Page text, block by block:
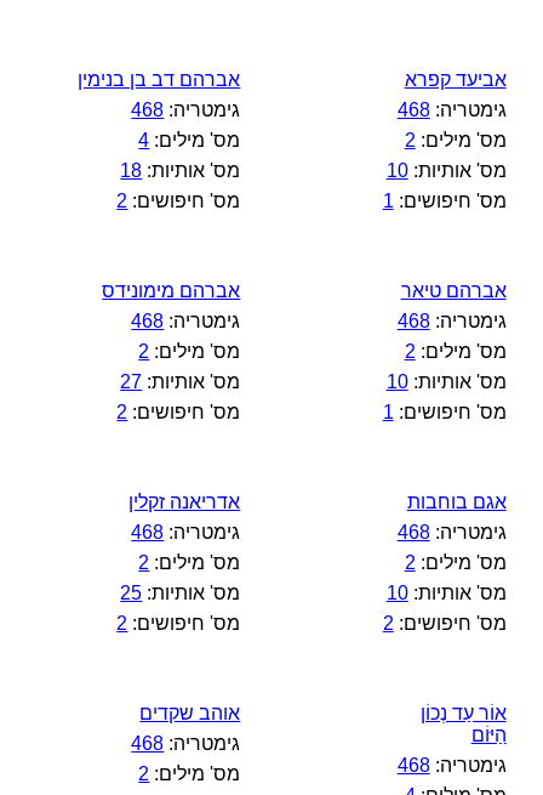
אביעד קפרא
גימטריה:468
מס' מילים: 2
מס' אותיות:10
מס' חיפושים: 1
אברהם דב בן בנימין
גימטריה: 468
מס' מילים: 4
מס' אותיות: 18
מס' חיפושים: 2
אברהם טיאר
גימטריה:468
מס' מילים: 2
מס' אותיות:10
מס' חיפושים: 1
אברהם מימונידס
גימטריה: 468
מס' מילים: 2
מס' אותיות: 27
מס' חיפושים: 2
אגם בוחבות
גימטריה:468
מס' מילים: 2
מס' אותיות:10
מס' חיפושים: 2
אדריאנה זקלין
גימטריה: 468
מס' מילים: 2
מס' אותיות: 25
מס' חיפושים: 2
אוֹר עַד נְכוֹן
הַיּוֹם
גימטריה:468
אוהב שקדים
גימטריה: 468
מס' מילים: 2